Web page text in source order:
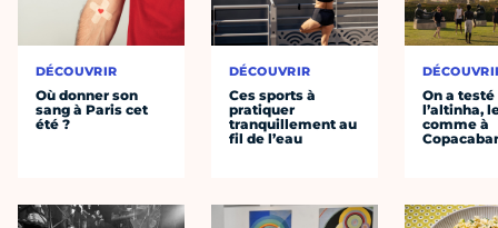
DÉCOUVRIR
Où donner son
sang à Paris cet
été ?
DÉCOUVRIR
Ces sports à
pratiquer
tranquillement au
fil de l’eau
On a testé
l’altinha,
comme à